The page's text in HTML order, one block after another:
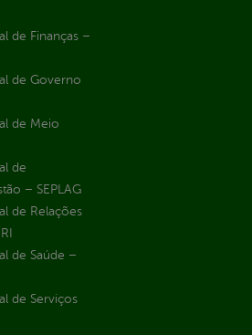
de Finanças –
de Governo
de Meio
de
– SEPLAG
de Relações
de Saúde –
de Serviços